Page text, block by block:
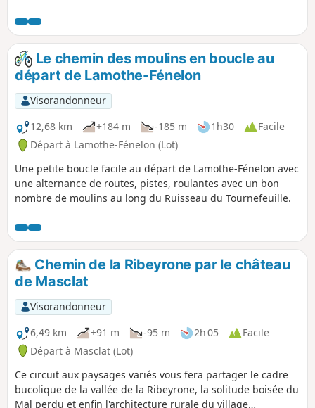
mais raide, puis une montée raide juste avant le meilleur
point de vue. L'itinéraire emprunte principalement des
sentiers forestiers bien balisés et bien définis, avec
quelques tronçons sur des chemins de campagne très
tranquilles.
Le chemin des moulins en boucle au
départ de Lamothe-Fénelon
Visorandonneur
12,68 km
+184 m -185 m 1h30
Facile
Départ à Lamothe-Fénelon (Lot)
Une petite boucle facile au départ de Lamothe-Fénelon avec
une alternance de routes, pistes, roulantes avec un bon
nombre de moulins au long du Ruisseau du Tournefeuille.
Chemin de la Ribeyrone par le château
de Masclat
Visorandonneur
6,49 km
+91 m -95 m 2h 05
Facile
Départ à Masclat (Lot)
Ce circuit aux paysages variés vous fera partager le cadre
bucolique de la vallée de la Ribeyrone, la solitude boisée du
Mal perdu et enfin l'architecture rurale du village